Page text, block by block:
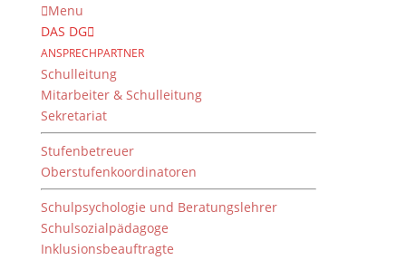
Menu
DAS DG
ANSPRECHPARTNER
Schulleitung
Mitarbeiter & Schulleitung
Sekretariat
Stufenbetreuer
Oberstufenkoordinatoren
Schulpsychologie und Beratungslehrer
Schulsozialpädagoge
Inklusionsbeauftragte